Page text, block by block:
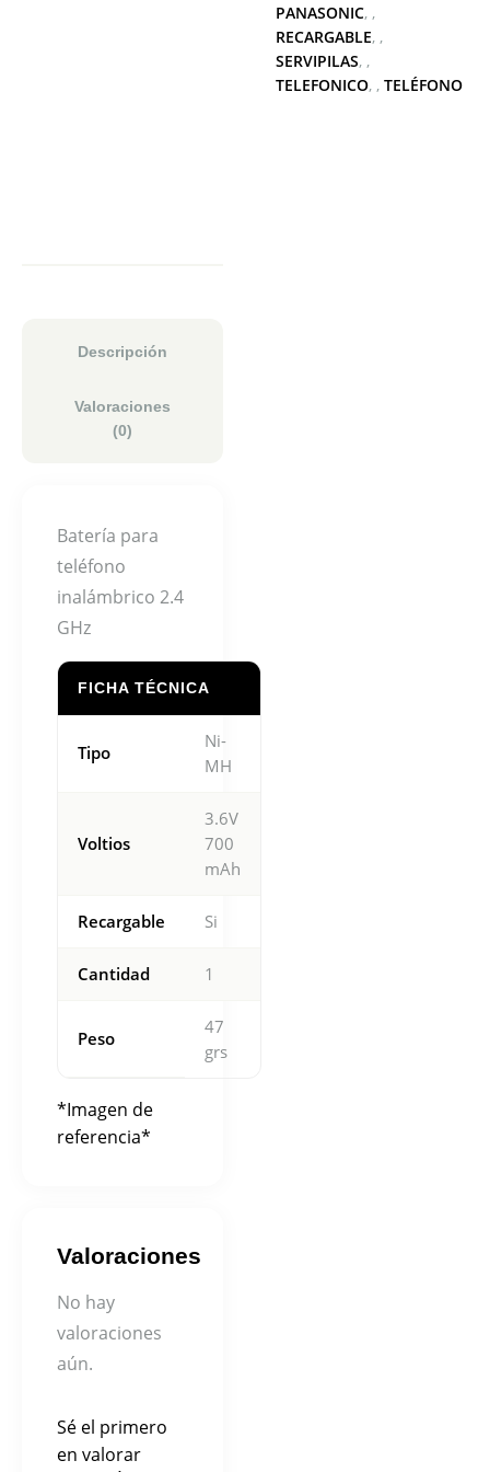
PANASONIC ,
RECARGABLE ,
SERVIPILAS ,
TELEFONICO , TELÉFONO
Descripción
Valoraciones
(0)
Batería para
teléfono
inalámbrico 2.4
GHz
FICHA TÉCNICA
Tipo
Ni-
MH
Voltios
3.6V
700
mAh
Recargable Si
Cantidad 1
Peso
47
grs
*Imagen de
referencia*
Valoraciones
No hay
valoraciones
aún.
Sé el primero
en valorar